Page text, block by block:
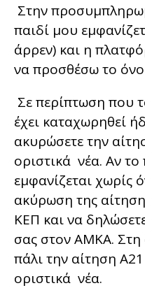
Στην
παιδί μου
άρρεν) και η
να προσθέσω το
Σε περίπτωση που
έχει καταχωρηθεί
ακυρώσετε την
οριστικά νέα. Αν το
εμφανίζεται χωρίς
ακύρωση της
ΚΕΠ και να
σας στον ΑΜΚΑ. Στη
πάλι την αίτηση
οριστικά νέα.